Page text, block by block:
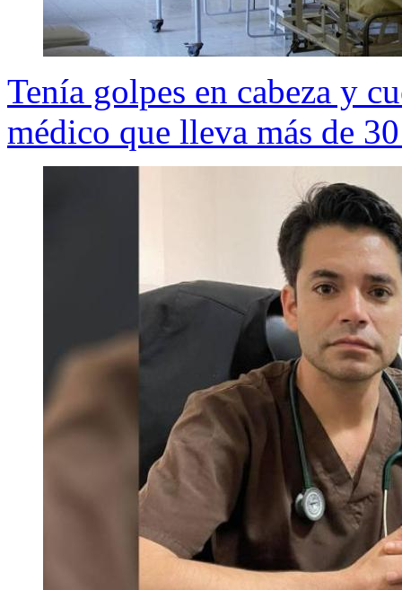
Tenía golpes en cabeza y
médico que lleva más de